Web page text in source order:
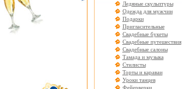
Ледяные скульптуры
Одежда для мужчин
Подарки
Пригласительные
Свадебные букеты
Свадебные путешествия
Свадебные салоны
Тамада и музыка
Стилисты
Торты и караваи
Уроки танцев
Фейерверки